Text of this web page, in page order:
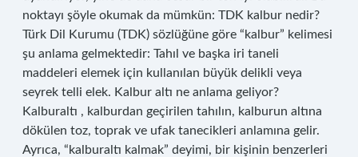
noktayı şöyle okumak da mümkün: TDK kalbur nedir?
Türk Dil Kurumu (TDK) sözlüğüne göre “kalbur” kelimesi
şu anlama gelmektedir: Tahıl ve başka iri taneli
maddeleri elemek için kullanılan büyük delikli veya
seyrek telli elek. Kalbur altı ne anlama geliyor?
Kalburaltı , kalburdan geçirilen tahılın, kalburun altına
dökülen toz, toprak ve ufak tanecikleri anlamına gelir.
Ayrıca, “kalburaltı kalmak” deyimi, bir kişinin benzerleri